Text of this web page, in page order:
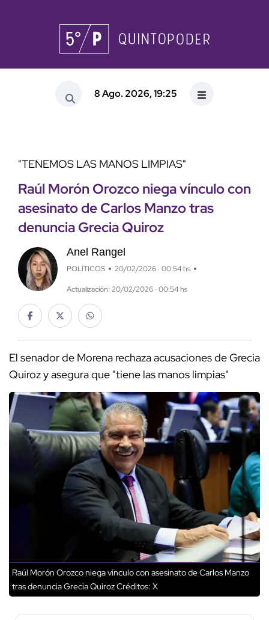
8 Ago. 2026, 19:25
"TENEMOS LAS MANOS LIMPIAS"
Raúl Morón Orozco niega vínculo con
asesinato de Carlos Manzo tras
denuncia Grecia Quiroz
Anel Rangel
POLÍTICOS 20/02/2026 · 00:54 hs
Actualización: 20/02/2026 · 00:54 hs
El senador de Morena rechaza acusaciones de Grecia
Quiroz y asegura que "tiene las manos limpias"
Raúl Morón Orozco niega vínculo con asesinato de Carlos Manzo
tras denuncia Grecia QuirozCréditos: X